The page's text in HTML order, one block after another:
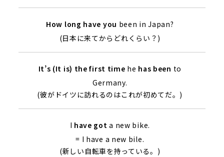
How long have you been in Japan?
(日本に来てからどれくらい？)
It’s (It is) the first time he has been to
Germany.
(彼がドイツに訪れるのはこれが初めてだ。)
I have got a new bike.
= I have a new bile.
(新しい自転車を持っている。)